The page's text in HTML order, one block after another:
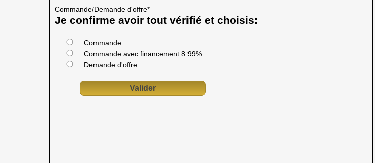
Commande/Demande d'offre*
Je confirme avoir tout vérifié et choisis:
Commande
Commande avec financement 8.99%
Demande d'offre